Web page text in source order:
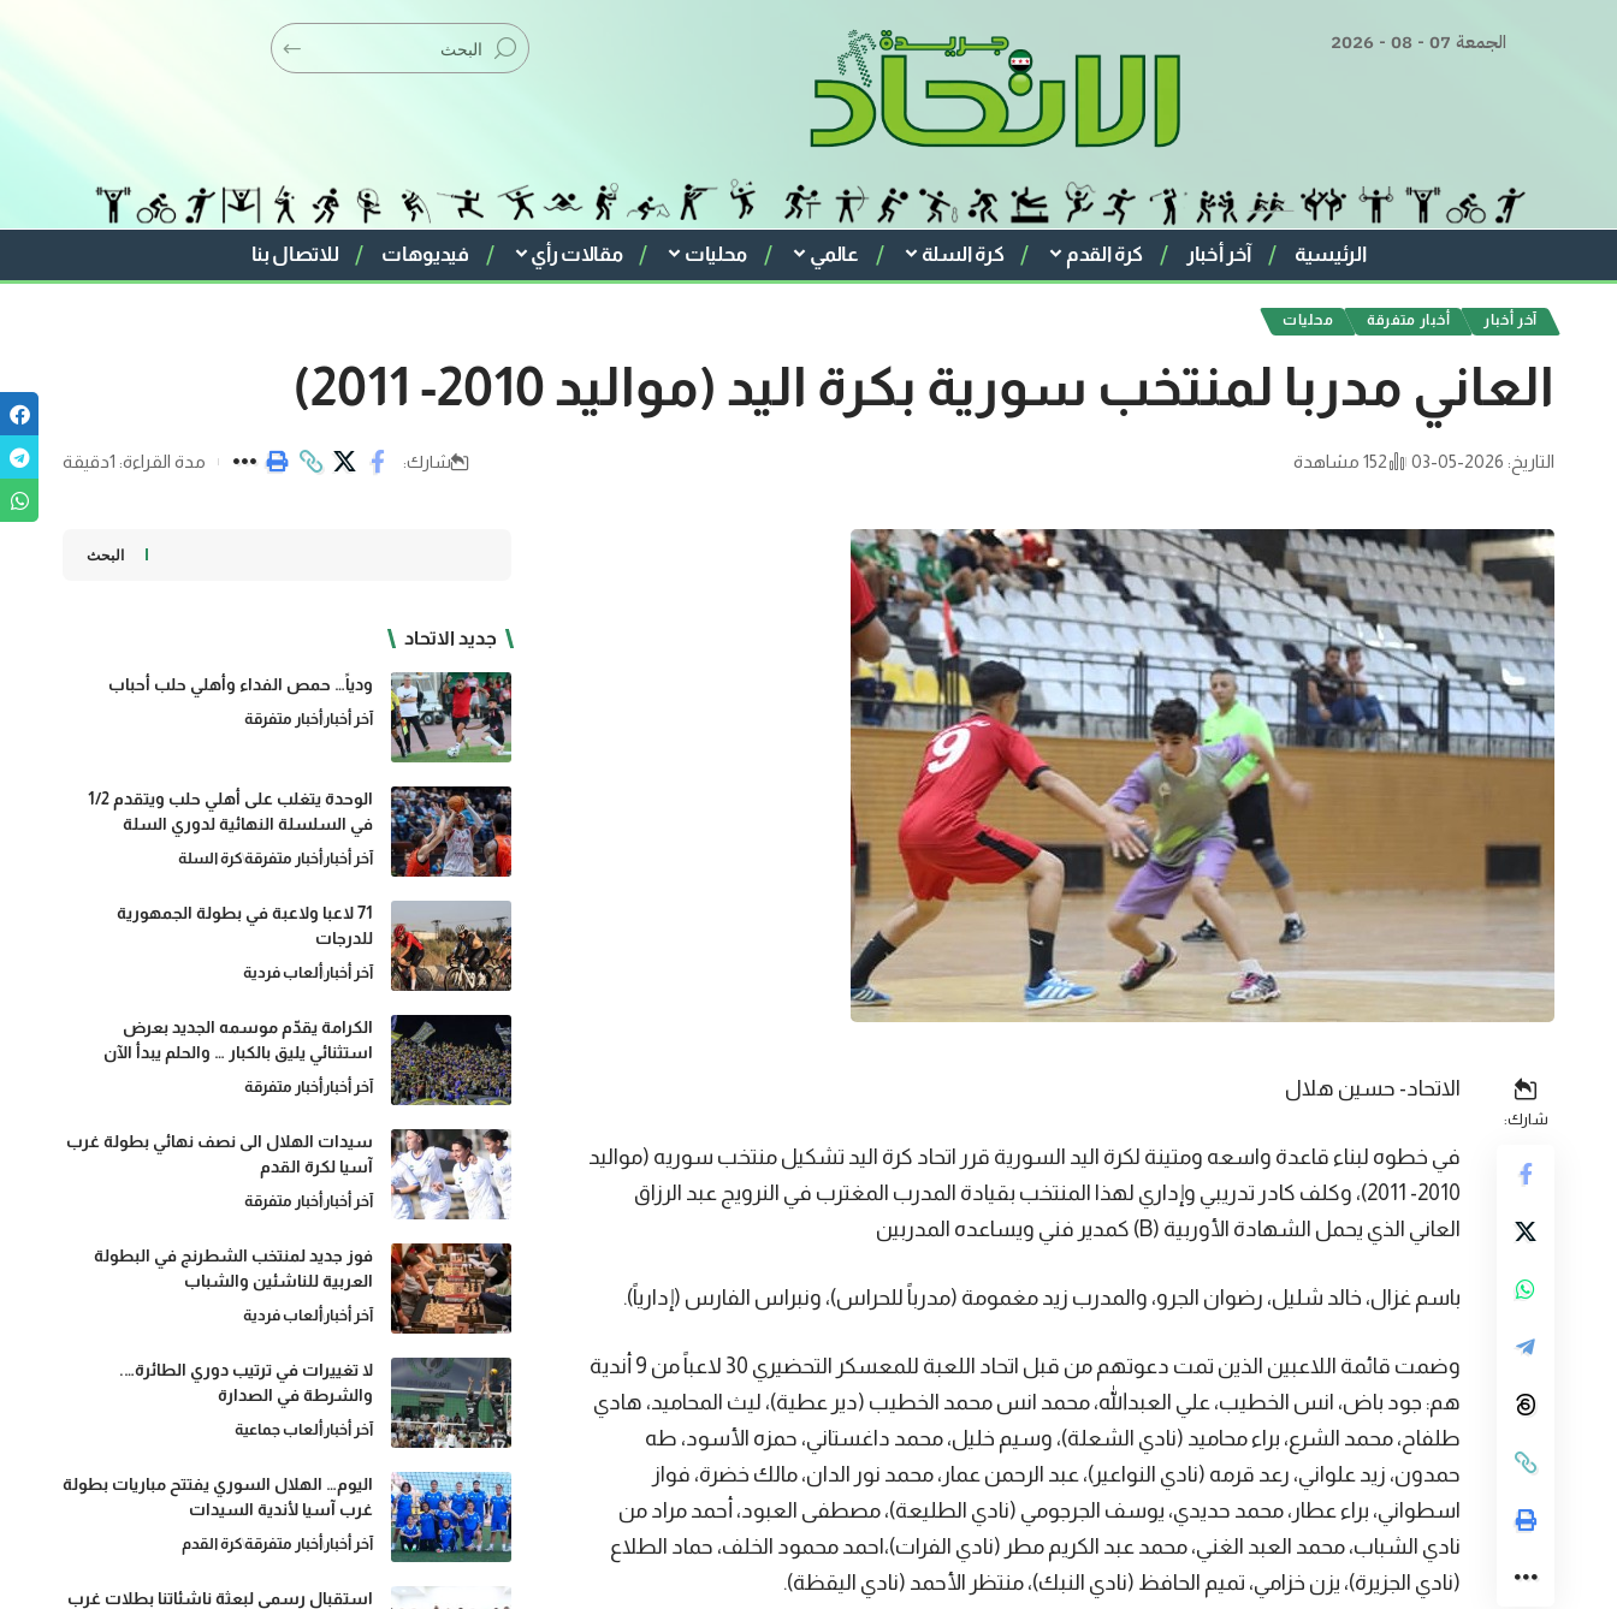
الجمعة 07 - 08 - 2026
الرئيسية آخر أخبار كرة القدم كرة السلة عالمي محليات مقالات رأي فيديوهات للاتصال بنا
آخر أخبار أخبار متفرقة محليات
العاني مدربا لمنتخب سورية بكرة اليد (مواليد 2010- 2011)
التاريخ: 2026-05-03 152 مشاهدة شارك: مدة القراءة: 1دقيقة
شارك:
الاتحاد- حسين هلال
في خطوه لبناء قاعدة واسعه ومتينة لكرة اليد السورية قرر اتحاد كرة اليد تشكيل منتخب سوريه (مواليد
2010- 2011)، وكلف كادر تدريبي وإداري لهذا المنتخب بقيادة المدرب المغترب في النرويج عبد الرزاق
العاني الذي يحمل الشهادة الأوربية (B) كمدير فني ويساعده المدربين
باسم غزال، خالد شليل، رضوان الجرو، والمدرب زيد مغمومة (مدرباً للحراس)، ونبراس الفارس (إدارياً).
وضمت قائمة اللاعبين الذين تمت دعوتهم من قبل اتحاد اللعبة للمعسكر التحضيري 30 لاعباً من 9 أندية
هم: جود باض، انس الخطيب، علي العبدالله، محمد انس محمد الخطيب (دير عطية)، ليث المحاميد، هادي
طلفاح، محمد الشرع، براء محاميد (نادي الشعلة)، وسيم خليل، محمد داغستاني، حمزه الأسود، طه
حمدون، زيد علواني، رعد قرمه (نادي النواعير)، عبد الرحمن عمار، محمد نور الدان، مالك خضرة، فواز
اسطواني، براء عطار، محمد حديدي، يوسف الجرجومي (نادي الطليعة)، مصطفى العبود، أحمد مراد من
نادي الشباب، محمد العبد الغني، محمد عبد الكريم مطر (نادي الفرات)،احمد محمود الخلف، حماد الطلاع
(نادي الجزيرة)، يزن خزامي، تميم الحافظ (نادي النبك)، منتظر الأحمد (نادي اليقظة).
البحث
جديد الاتحاد
ودياً… حمص الفداء وأهلي حلب أحباب
آخر أخبارأخبار متفرقة
الوحدة يتغلب على أهلي حلب ويتقدم 1/2
في السلسلة النهائية لدوري السلة
آخر أخبارأخبار متفرقةكرة السلة
71 لاعبا ولاعبة في بطولة الجمهورية
للدرجات
آخر أخبارألعاب فردية
الكرامة يقدّم موسمه الجديد بعرض
استثنائي يليق بالكبار … والحلم يبدأ الآن
آخر أخبارأخبار متفرقة
سيدات الهلال الى نصف نهائي بطولة غرب
آسيا لكرة القدم
آخر أخبارأخبار متفرقة
فوز جديد لمنتخب الشطرنج في البطولة
العربية للناشئين والشباب
آخر أخبارألعاب فردية
لا تغييرات في ترتيب دوري الطائرة….
والشرطة في الصدارة
آخر أخبارألعاب جماعية
اليوم… الهلال السوري يفتتح مباريات بطولة
غرب آسيا لأندية السيدات
آخر أخبارأخبار متفرقةكرة القدم
استقبال رسمي لبعثة ناشئاتنا بطلات غرب